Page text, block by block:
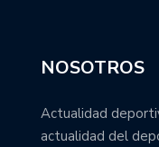
NOSOTROS
Actualidad
actualidad del